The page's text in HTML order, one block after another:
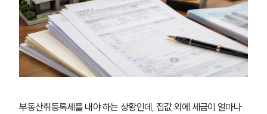
부동산취등록세를 내야 하는 상황인데, 집값 외에 세금이 얼마나